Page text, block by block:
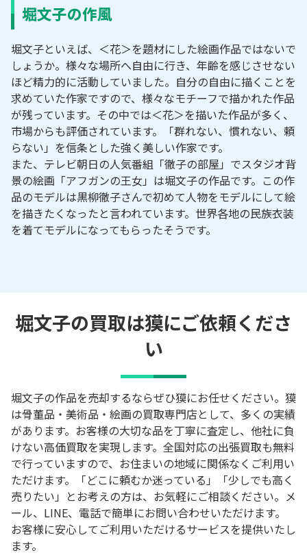
堀文子の作風
堀文子といえば、＜花＞を題材にした絵画作品ではないで
しょうか。様々な場所へ自由に行き、年齢を感じさせない
ほど精力的に活動していました。自分の自由に描くことを
求めていた作家ですので、様々なモチーフで描かれた作品
が残っています。その中では＜花＞を描いた作品が多く、
市場からも評価されています。「群れない、慣れない、頼
らない」を信条とした強く美しい作家です。
また、テレビ朝日の人気番組「徹子の部屋」でスタジオ背
景の絵画「アフガンの王女」は堀文子の作品です。この作
品のモデルは黒柳徹子さんで初めて人物をモデルにして絵
を描きたくなったと言われています。世界各地の民族衣装
を着てモデルになってもらったそうです。
堀文子の買取は獏にご依頼くださ
い
堀文子の作品を売却するならぜひ獏にお任せください。獏
は骨董品・美術品・絵画の買取専門店として、多くの実績
があります。お客様の大切な品を丁寧に査定し、他社に負
けない高価買取を実現します。全国対応の出張買取も無料
で行っていますので、お住まいの地域に関係なくご利用い
ただけます。「どこに頼むか迷っている」「少しでも高く
売りたい」とお考えの方は、お気軽にご相談ください。メ
ール、LINE、電話で簡単にお問い合わせいただけます。
お客様に安心してご利用いただけるサービスを提供いたし
ます。